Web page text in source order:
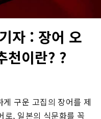
자 : 장어 오
천이란? ?
구운 고집의 장어를 제
로, 일본의 식문화를 꼭